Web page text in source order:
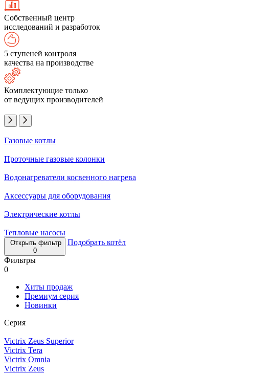
Собственный центр
исследований и разработок
5 ступеней контроля
качества на производстве
Комплектующие только
от ведущих производителей
Газовые котлы
Проточные газовые колонки
Водонагреватели косвенного нагрева
Аксессуары для оборудования
Электрические котлы
Тепловые насосы
Открыть фильтр
0
Подобрать котёл
Фильтры
0
Хиты продаж
Премиум серия
Новинки
Серия
Victrix Zeus Superior
Victrix Tera
Victrix Omnia
Victrix Zeus